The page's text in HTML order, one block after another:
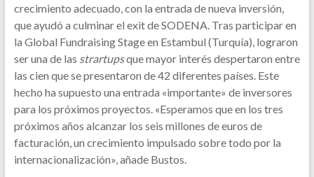
crecimiento adecuado, con la entrada de nueva inversión,
que ayudó a culminar el exit de SODENA. Tras participar en
la Global Fundraising Stage en Estambul (Turquía), lograron
ser una de las strartupsque mayor interés despertaron entre
las cien que se presentaron de 42 diferentes países. Este
hecho ha supuesto una entrada «importante» de inversores
para los próximos proyectos. «Esperamos que en los tres
próximos años alcanzar los seis millones de euros de
facturación, un crecimiento impulsado sobre todo por la
internacionalización», añade Bustos.